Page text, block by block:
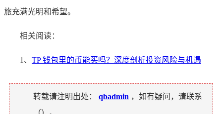
旅充满光明和希望。
相关阅读：
1、 TP 钱包里的币能买吗？深度剖析投资风险与机遇
转载请注明出处： qbadmin ，如有疑问，请联系